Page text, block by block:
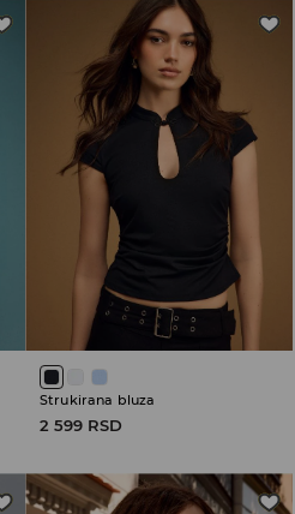
Strukirana bluza
2 599 RSD